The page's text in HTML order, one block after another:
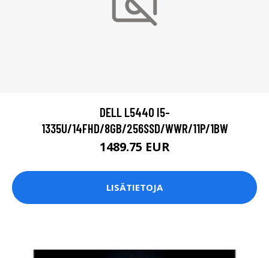
DELL L5440 I5-
1335U/14FHD/8GB/256SSD/WWR/11P/1BW
1489.75 EUR
LISÄTIETOJA